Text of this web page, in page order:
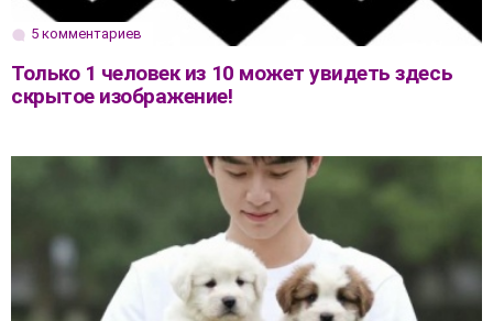
5 комментариев
Только 1 человек из 10 может увидеть здесь
скрытое изображение!